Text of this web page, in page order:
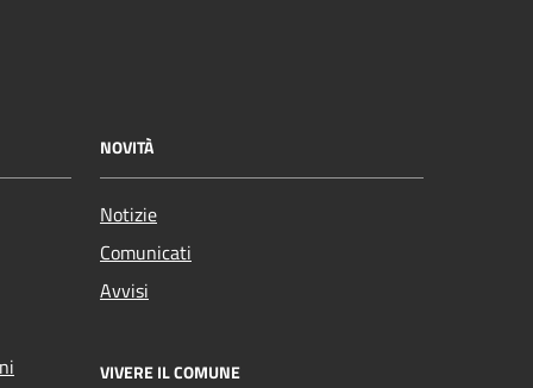
NOVITÀ
Notizie
Comunicati
Avvisi
VIVERE IL COMUNE